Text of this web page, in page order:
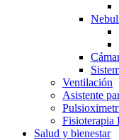
Ventilación
Asistente
Fisioterapia
Salud y bienestar